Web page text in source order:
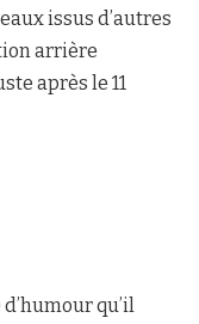
issus d’autres
arrière
après le 11
qu’il